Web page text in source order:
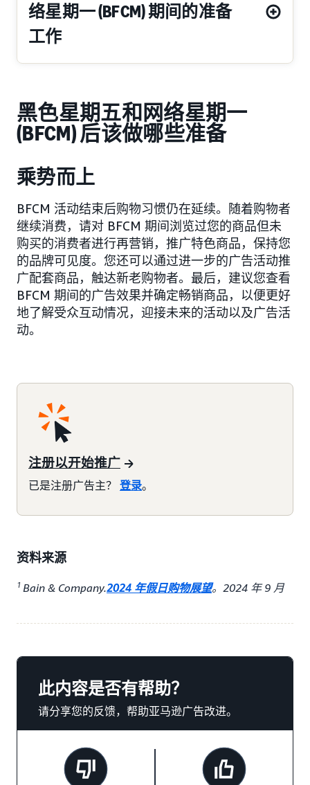
络星期一 (BFCM) 期间的准备
工作
黑色星期五和网络星期一
(BFCM) 后该做哪些准备
乘势而上
BFCM 活动结束后购物习惯仍在延续。随着购物者
继续消费，请对 BFCM 期间浏览过您的商品但未
购买的消费者进行再营销，推广特色商品，保持您
的品牌可见度。您还可以通过进一步的广告活动推
广配套商品，触达新老购物者。最后，建议您查看
BFCM 期间的广告效果并确定畅销商品，以便更好
地了解受众互动情况，迎接未来的活动以及广告活
动。
注册以开始推广
已是注册广告主？ 登录。
资料来源
1 Bain & Company.2024 年假日购物展望。2024 年 9 月
此内容是否有帮助？
请分享您的反馈，帮助亚马逊广告改进。